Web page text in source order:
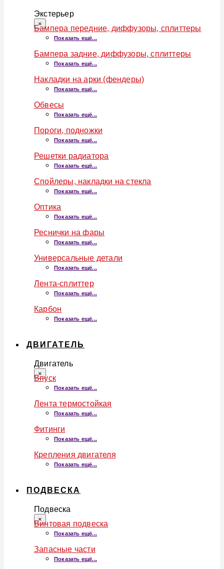
Экстерьер
×
Бампера передние, диффузоры, сплиттеры
Показать ещё...
Бампера задние, диффузоры, сплиттеры
Показать ещё...
Накладки на арки (фендеры)
Показать ещё...
Обвесы
Показать ещё...
Пороги, подножки
Показать ещё...
Решетки радиатора
Показать ещё...
Спойлеры, накладки на стекла
Показать ещё...
Оптика
Показать ещё...
Реснички на фары
Показать ещё...
Универсальные детали
Показать ещё...
Лента-сплиттер
Показать ещё...
Карбон
Показать ещё...
ДВИГАТЕЛЬ
Двигатель
×
Впуск
Показать ещё...
Лента термостойкая
Показать ещё...
Фитинги
Показать ещё...
Крепления двигателя
Показать ещё...
ПОДВЕСКА
Подвеска
×
Винтовая подвеска
Показать ещё...
Запасные части
Показать ещё...